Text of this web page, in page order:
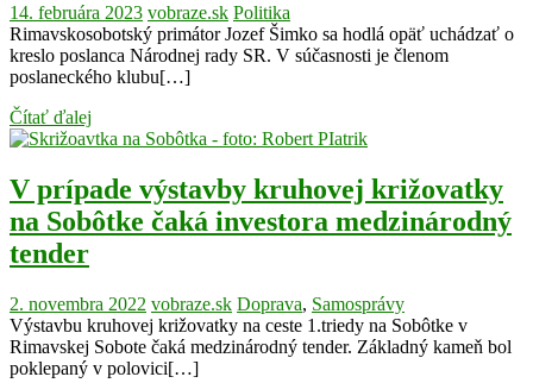
14. februára 2023 vobraze.sk Politika
Rimavskosobotský primátor Jozef Šimko sa hodlá opäť uchádzať o
kreslo poslanca Národnej rady SR. V súčasnosti je členom
poslaneckého klubu[…]
Čítať ďalej
V prípade výstavby kruhovej križovatky
na Sobôtke čaká investora medzinárodný
tender
2. novembra 2022 vobraze.sk Doprava, Samosprávy
Výstavbu kruhovej križovatky na ceste 1.triedy na Sobôtke v
Rimavskej Sobote čaká medzinárodný tender. Základný kameň bol
poklepaný v polovici[…]